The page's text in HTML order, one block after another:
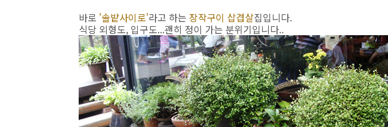
바로 '솔밭사이로'라고 하는 장작구이 삽겹살집입니다.
식당 외형도, 입구도...괜히 정이 가는 분위기입니다..